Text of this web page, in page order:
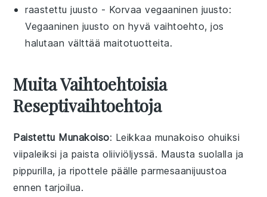
raastettu juusto - Korvaavegaaninen juusto:
Vegaaninen juusto on hyvä vaihtoehto, jos
halutaan välttää maitotuotteita.
Muita Vaihtoehtoisia
Reseptivaihtoehtoja
Paistettu Munakoiso: Leikkaa munakoiso ohuiksi
viipaleiksi ja paista oliiviöljyssä. Mausta suolalla ja
pippurilla, ja ripottele päälle parmesaanijuustoa
ennen tarjoilua.